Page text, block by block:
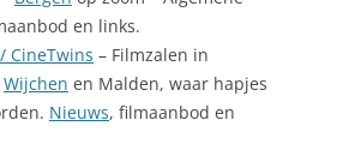
en links.
CineTwins – Filmzalen in
Wijchen en Malden, waar hapjes
Nieuws, filmaanbod en